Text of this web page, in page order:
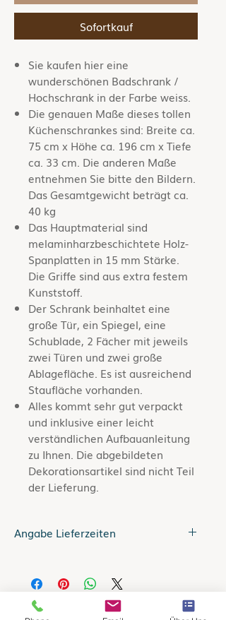
Sofortkauf
Sie kaufen hier eine
wunderschönen Badschrank /
Hochschrank in der Farbe weiss.
Die genauen Maße dieses tollen
Küchenschrankes sind: Breite ca.
75 cm x Höhe ca. 196 cm x Tiefe
ca. 33 cm. Die anderen Maße
entnehmen Sie bitte den Bildern.
Das Gesamtgewicht beträgt ca.
40 kg
Das Hauptmaterial sind
melaminharzbeschichtete Holz-
Spanplatten in 15 mm Stärke.
Die Griffe sind aus extra festem
Kunststoff.
Der Schrank beinhaltet eine
große Tür, ein Spiegel, eine
Schublade, 2 Fächer mit jeweils
zwei Türen und zwei große
Ablagefläche. Es ist ausreichend
Staufläche vorhanden.
Alles kommt sehr gut verpackt
und inklusive einer leicht
verständlichen Aufbauanleitung
zu Ihnen. Die abgebildeten
Dekorationsartikel sind nicht Teil
der Lieferung.
Angabe Lieferzeiten
Gilt für Lieferungen nach
Deutschland. Informationen zur